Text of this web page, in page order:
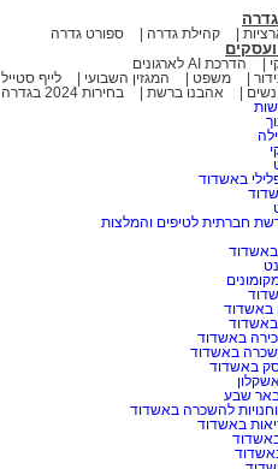
קהילת גדרה ספורט גדרה
הדרכת AI לארגונים
משפט המגזין השבועי לייף סטייל
נשים אהבנו ברשת
בחירות 2024 בגדרה
באשדוד
חברתית לטיפים והמלצות
באשדוד
באשדוד
באשדוד
באשדוד
באשדוד
שבע
להשכרה באשדוד
באשדוד